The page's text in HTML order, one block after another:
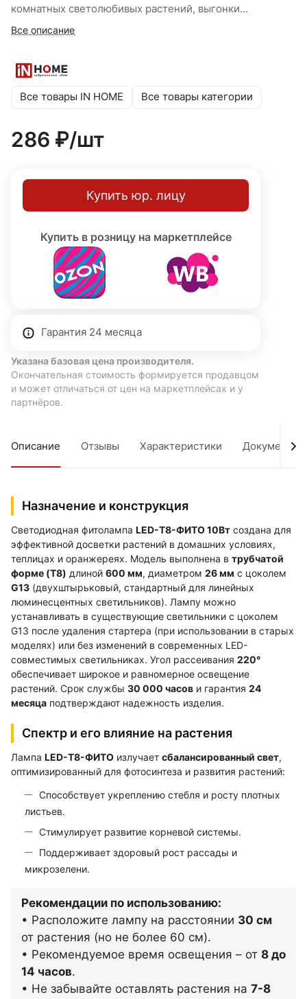
комнатных светолюбивых растений, выгонки
луковичных цветов в осенне-зимний период. Лампы
листьев. Использование светодиодов снижает
испарение, увеличивая период между поливами.
Все описание
Все товары IN HOME Все товары категории
286 ₽/шт
Купить юр. лицу
Купить в розницу на маркетплейсе
Гарантия 24 месяца
Указана базовая цена производителя.
Окончательная стоимость формируется продавцом
и может отличаться от цен на маркетплейсах и у
партнёров.
Описание Отзывы Характеристики Документы
Назначение и конструкция
Светодиодная фитолампа LED-T8-ФИТО 10Вт создана для
эффективной досветки растений в домашних условиях,
теплицах и оранжереях. Модель выполнена в трубчатой
форме (T8) длиной 600 мм, диаметром 26 мм с цоколем
G13 (двухштырьковый, стандартный для линейных
люминесцентных светильников). Лампу можно
устанавливать в существующие светильники с цоколем
G13 после удаления стартера (при использовании в старых
моделях) или без изменений в современных LED-
совместимых светильниках. Угол рассеивания 220°
обеспечивает широкое и равномерное освещение
растений. Срок службы 30 000 часов и гарантия 24
месяца подтверждают надежность изделия.
Спектр и его влияние на растения
Лампа LED-T8-ФИТО излучает сбалансированный свет,
оптимизированный для фотосинтеза и развития растений:
Способствует укреплению стебля и росту плотных
листьев.
Стимулирует развитие корневой системы.
Поддерживает здоровый рост рассады и
микрозелени.
Рекомендации по использованию:
• Расположите лампу на расстоянии 30 см
от растения (но не более 60 см).
• Рекомендуемое время освещения – от 8 до
14 часов.
• Не забывайте оставлять растения на 7-8